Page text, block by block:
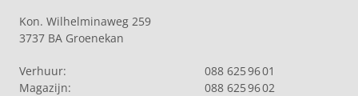
Kon. Wilhelminaweg 259
3737 BA Groenekan
Verhuur:
088 625 96 01
Magazijn:
088 625 96 02